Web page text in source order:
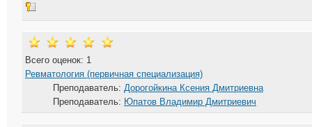
Всего оценок: 1
Ревматология (первичная специализация)
Преподаватель: Дорогойкина Ксения Дмитриевна
Преподаватель: Юпатов Владимир Дмитриевич